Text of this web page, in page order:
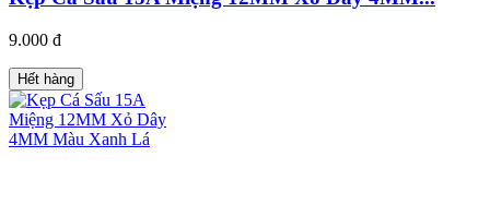
9.000 đ
Hết hàng